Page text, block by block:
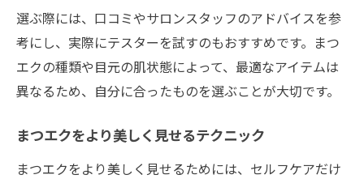
選ぶ際には、口コミやサロンスタッフのアドバイスを参
考にし、実際にテスターを試すのもおすすめです。まつ
エクの種類や目元の肌状態によって、最適なアイテムは
異なるため、自分に合ったものを選ぶことが大切です。
まつエクをより美しく見せるテクニック
まつエクをより美しく見せるためには、セルフケアだけ